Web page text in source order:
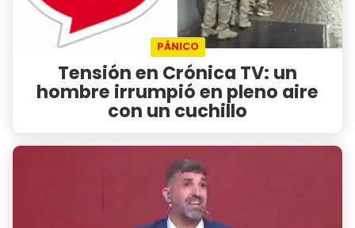
PÁNICO
Tensión en Crónica TV: un
hombre irrumpió en pleno aire
con un cuchillo